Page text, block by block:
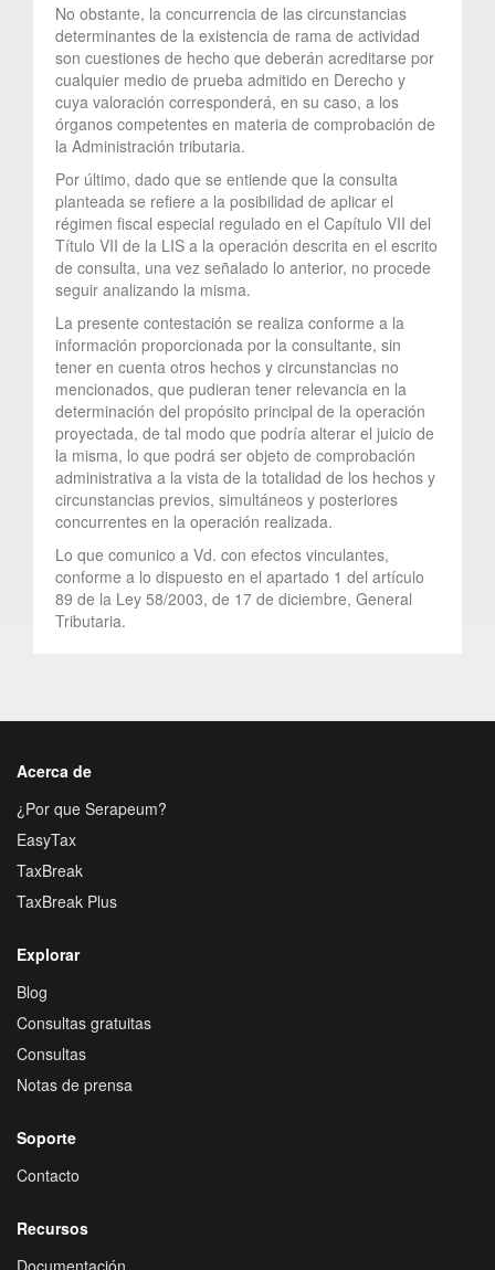
No obstante, la concurrencia de las circunstancias
determinantes de la existencia de rama de actividad
son cuestiones de hecho que deberán acreditarse por
cualquier medio de prueba admitido en Derecho y
cuya valoración corresponderá, en su caso, a los
órganos competentes en materia de comprobación de
la Administración tributaria.
Por último, dado que se entiende que la consulta
planteada se refiere a la posibilidad de aplicar el
régimen fiscal especial regulado en el Capítulo VII del
Título VII de la LIS a la operación descrita en el escrito
de consulta, una vez señalado lo anterior, no procede
seguir analizando la misma.
La presente contestación se realiza conforme a la
información proporcionada por la consultante, sin
tener en cuenta otros hechos y circunstancias no
mencionados, que pudieran tener relevancia en la
determinación del propósito principal de la operación
proyectada, de tal modo que podría alterar el juicio de
la misma, lo que podrá ser objeto de comprobación
administrativa a la vista de la totalidad de los hechos y
circunstancias previos, simultáneos y posteriores
concurrentes en la operación realizada.
Lo que comunico a Vd. con efectos vinculantes,
conforme a lo dispuesto en el apartado 1 del artículo
89 de la Ley 58/2003, de 17 de diciembre, General
Tributaria.
Acerca de
¿Por que Serapeum?
EasyTax
TaxBreak
TaxBreak Plus
Explorar
Blog
Consultas gratuitas
Consultas
Notas de prensa
Soporte
Contacto
Recursos
Documentación